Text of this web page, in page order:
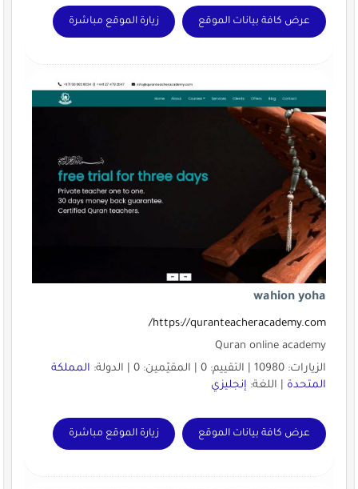
عرض كافة بيانات الموقع زيارة الموقع مباشرة
wahion yoha
https://quranteacheracademy.com/
Quran online academy
الزيارات: 10980 | التقييم: 0 | المقيّمين: 0 | الدولة:
المملكة
المتحدة| اللغة: إنجليزي
عرض كافة بيانات الموقع زيارة الموقع مباشرة